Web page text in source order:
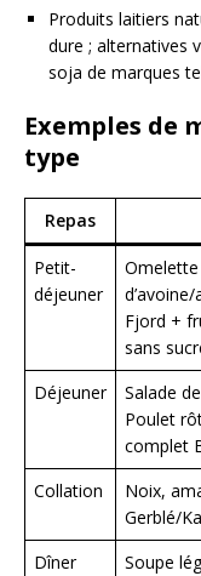
Produits laitiers
dure ; alternatives
soja de marques
Exemples de
type
Repas
Petit-
déjeuner
Fjord +
sans
Déjeuner
Salade
Poulet
complet
Collation
Noix,
Gerblé/
Dîner
Soupe